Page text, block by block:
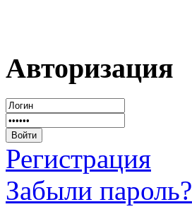
Авторизация
Регистрация
Забыли пароль?